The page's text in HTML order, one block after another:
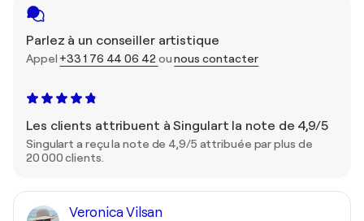
Parlez à un conseiller artistique
Appel +33 1 76 44 06 42 ounous contacter
Les clients attribuent à Singulart la note de 4,9/5
Singulart a reçu la note de 4,9/5 attribuée par plus de
20 000 clients.
Veronica Vilsan